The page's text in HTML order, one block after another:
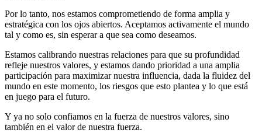
Por lo tanto, nos estamos comprometiendo de forma amplia y
estratégica con los ojos abiertos. Aceptamos activamente el mundo
tal y como es, sin esperar a que sea como deseamos.
Estamos calibrando nuestras relaciones para que su profundidad
refleje nuestros valores, y estamos dando prioridad a una amplia
participación para maximizar nuestra influencia, dada la fluidez del
mundo en este momento, los riesgos que esto plantea y lo que está
en juego para el futuro.
Y ya no solo confiamos en la fuerza de nuestros valores, sino
también en el valor de nuestra fuerza.